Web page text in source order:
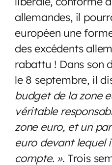
allemandes, il
européen une
des excédents
rabattu ! Dans son
le 8 septembre, il
budget de la zone
véritable
zone euro, et un
euro devant lequel
compte. ». Trois